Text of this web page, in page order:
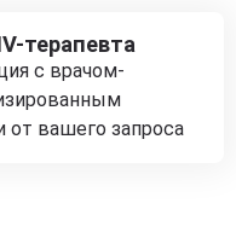
терапевта
с врачом-
от вашего запроса